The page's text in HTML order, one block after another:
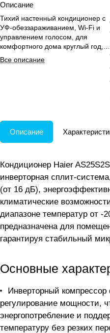
Описание
Тихий настенный кондиционер с
УФ-обеззараживанием, Wi-Fi и
управлением голосом, для
комфортного дома круглый год,
до -20 °C на обогрев.
Все описание
Описание
Кондиционер Haier
инверторная сплит-
(от 16 дБ),
климатические
диапазоне температур от -
предназначена для
гарантируя стабильный
Основные
Инверторный компрессор
регулирование мощности,
энергопотребление и
температуру без резких